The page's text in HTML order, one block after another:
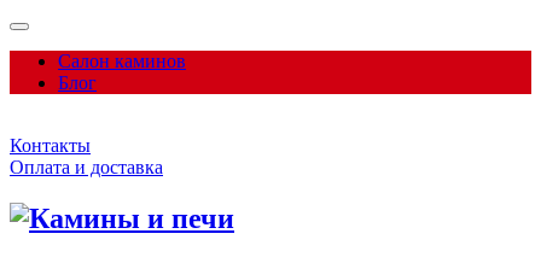
Салон каминов
Блог
Контакты
Оплата и доставка